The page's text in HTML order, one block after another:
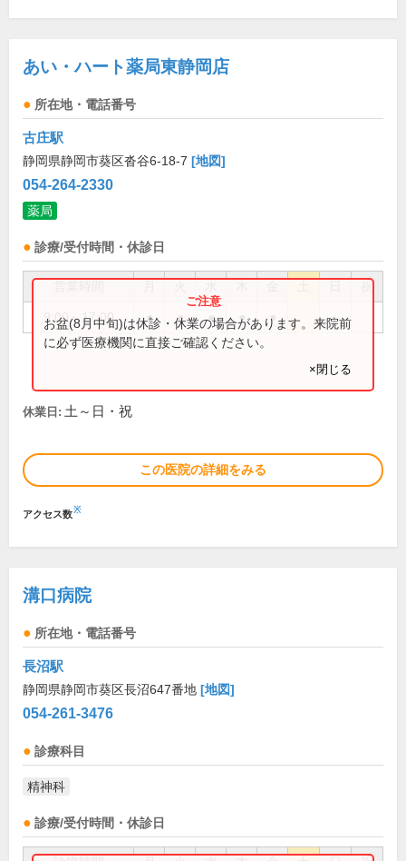
あい・ハート薬局東静岡店
所在地・電話番号
古庄駅
静岡県静岡市葵区沓谷6-18-7 [地図]
054-264-2330
薬局
診療/受付時間・休診日
祝
9:00～17:00 ● ● ● ● ●
お盆(8月中旬)は休診・休業の場合があります。来院前
に必ず医療機関に直接ご確認ください。
×閉じる
休業日: 土～日・祝
この医院の詳細をみる
アクセス数※
溝口病院
所在地・電話番号
長沼駅
静岡県静岡市葵区長沼647番地 [地図]
054-261-3476
診療科目
精神科
診療/受付時間・休診日